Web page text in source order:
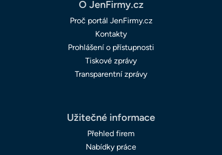
O JenFirmy.cz
Proč portál JenFirmy.cz
Kontakty
Prohlášení o přístupnosti
Tiskové zprávy
Transparentní zprávy
Užitečné informace
Přehled firem
Nabídky práce